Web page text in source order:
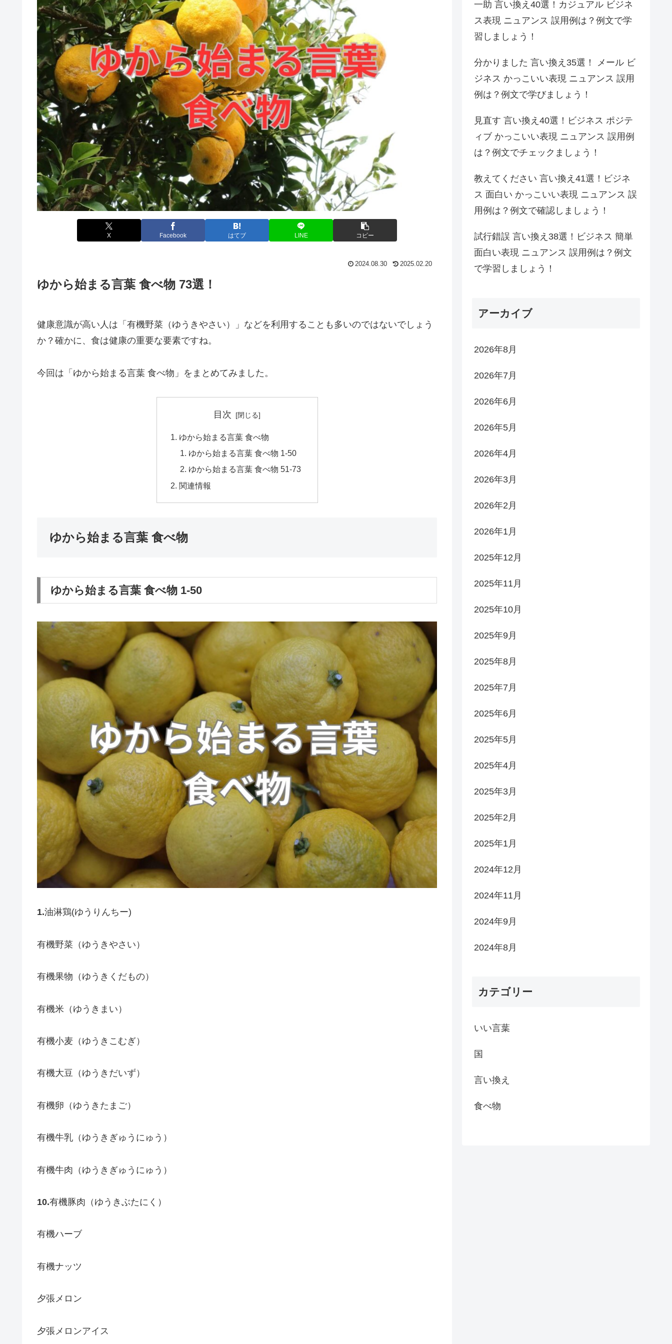
X Facebook はてブ LINE コピー
2024.08.30 2025.02.20
ゆから始まる言葉 食べ物 73選！
健康意識が高い人は「有機野菜（ゆうきやさい）」などを利用することも多いのではないでしょう
か？確かに、食は健康の重要な要素ですね。
今回は「ゆから始まる言葉 食べ物」をまとめてみました。
目次
ゆから始まる言葉 食べ物
ゆから始まる言葉 食べ物 1-50
ゆから始まる言葉 食べ物 51-73
関連情報
ゆから始まる言葉 食べ物
ゆから始まる言葉 食べ物 1-50
1.油淋鶏(ゆうりんちー)
有機野菜（ゆうきやさい）
有機果物（ゆうきくだもの）
有機米（ゆうきまい）
有機小麦（ゆうきこむぎ）
有機大豆（ゆうきだいず）
有機卵（ゆうきたまご）
有機牛乳（ゆうきぎゅうにゅう）
有機牛肉（ゆうきぎゅうにゅう）
10.有機豚肉（ゆうきぶたにく）
有機ハーブ
有機ナッツ
夕張メロン
夕張メロンアイス
一助 言い換え40選！カジュアル ビジネ
ス表現 ニュアンス 誤用例は？例文で学
習しましょう！
分かりました 言い換え35選！ メール ビ
ジネス かっこいい表現 ニュアンス 誤用
例は？例文で学びましょう！
見直す 言い換え40選！ビジネス ポジテ
ィブ かっこいい表現 ニュアンス 誤用例
は？例文でチェックましょう！
教えてください 言い換え41選！ビジネ
ス 面白い かっこいい表現 ニュアンス 誤
用例は？例文で確認しましょう！
試行錯誤 言い換え38選！ビジネス 簡単
面白い表現 ニュアンス 誤用例は？例文
で学習しましょう！
アーカイブ
2026年8月
2026年7月
2026年6月
2026年5月
2026年4月
2026年3月
2026年2月
2026年1月
2025年12月
2025年11月
2025年10月
2025年9月
2025年8月
2025年7月
2025年6月
2025年5月
2025年4月
2025年3月
2025年2月
2025年1月
2024年12月
2024年11月
2024年9月
2024年8月
カテゴリー
いい言葉
国
言い換え
食べ物